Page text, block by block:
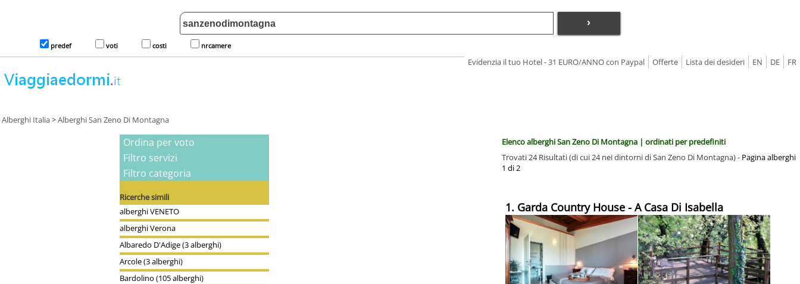
›
predef voti costi nrcamere
FR
DE
EN
Lista dei desideri
Offerte
Evidenzia il tuo Hotel - 31 EURO/ANNO con Paypal
Alberghi Italia>Alberghi San Zeno Di Montagna
Elenco alberghi San Zeno Di Montagna | ordinati per predefiniti
Trovati 24 Risultati (di cui 24 nei dintorni di San Zeno Di Montagna) - Pagina alberghi
1 di 2
1. Garda Country House - A Casa Di Isabella
Ordina per voto
Filtro servizi
Filtro categoria
Ricerche simili
alberghi VENETO
alberghi Verona
Albaredo D'Adige (3 alberghi)
Arcole (3 alberghi)
Bardolino (105 alberghi)